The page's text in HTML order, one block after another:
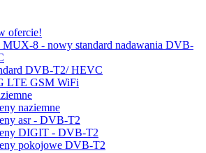
ofercie!
8 - nowy standard nadawania DVB-
DVB-T2/ HEVC
LTE GSM WiFi
naziemne
asr - DVB-T2
DIGIT - DVB-T2
pokojowe DVB-T2